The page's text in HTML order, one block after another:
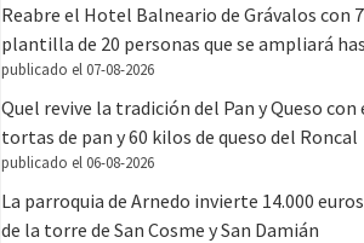
Reabre el Hotel Balneario de Grávalos con
plantilla de 20 personas que se ampliará
publicado el 07-08-2026
Quel revive la tradición del Pan y Queso con
tortas de pan y 60 kilos de queso del Roncal
publicado el 06-08-2026
La parroquia de Arnedo invierte 14.000
de la torre de San Cosme y San Damián